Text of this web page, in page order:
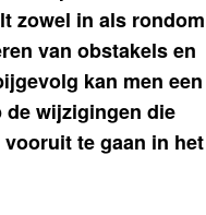
zowel in als rondom
van obstakels en
kan men een
wijzigingen die
te gaan in het